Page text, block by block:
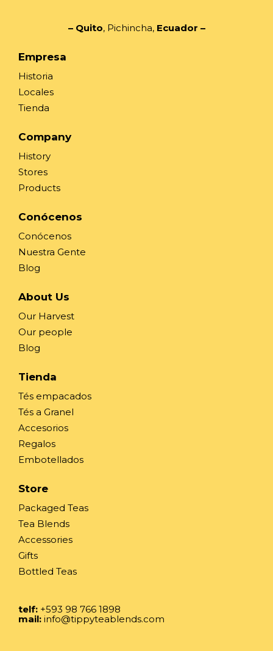
– Quito, Pichincha, Ecuador –
Empresa
Historia
Locales
Tienda
Company
History
Stores
Products
Conócenos
Conócenos
Nuestra Gente
Blog
About Us
Our Harvest
Our people
Blog
Tienda
Tés empacados
Tés a Granel
Accesorios
Regalos
Embotellados
Store
Packaged Teas
Tea Blends
Accessories
Gifts
Bottled Teas
telf: +593 98 766 1898
mail: info@tippyteablends.com